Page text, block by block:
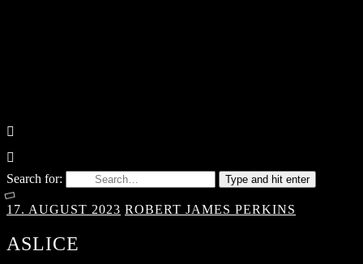
Search for: Type and hit enter
17. AUGUST 2023 ROBERT JAMES PERKINS
ASLICE